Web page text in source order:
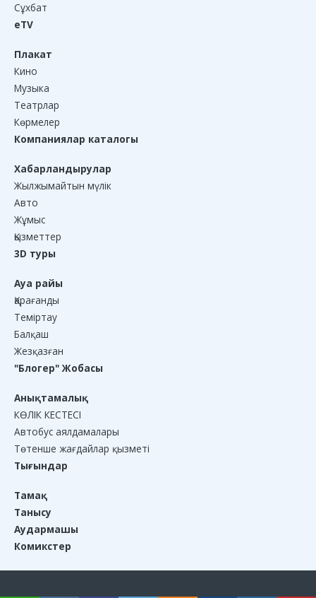
Сұхбат
eTV
Плакат
Кино
Музыка
Театрлар
Көрмелер
Компаниялар каталогы
Хабарландырулар
Жылжымайтын мүлік
Авто
Жұмыс
Қызметтер
3D туры
Ауа райы
Қарағанды
Теміртау
Балқаш
Жезқазған
"Блогер" Жобасы
Анықтамалық
КӨЛІК КЕСТЕСІ
Автобус аялдамалары
Төтенше жағдайлар қызметі
Тығындар
Тамақ
Танысу
Аудармашы
Комикстер